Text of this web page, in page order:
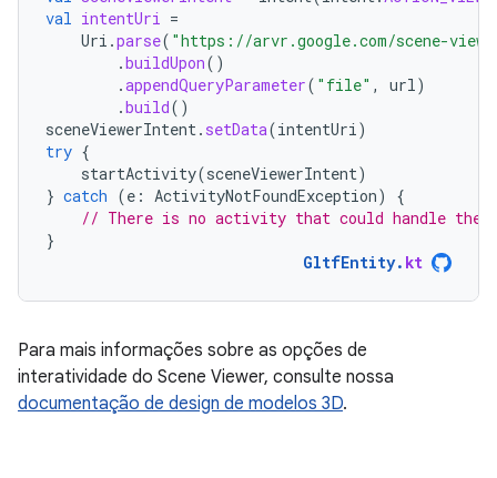
val intentUri =
Uri .parse( "https://arvr.google.com/scene-
.buildUpon()
.appendQueryParameter( "file" , url )
.build()
sceneViewerIntent . setData(intentUri )
try {
startActivity(sceneViewerIntent)
} catch (e : ActivityNotFoundException)
{
// There is no activity that could handle the
}
GltfEntity. kt
Para mais informações sobre as opções de
interatividade do Scene Viewer, consulte nossa
documentação de design de modelos 3D.